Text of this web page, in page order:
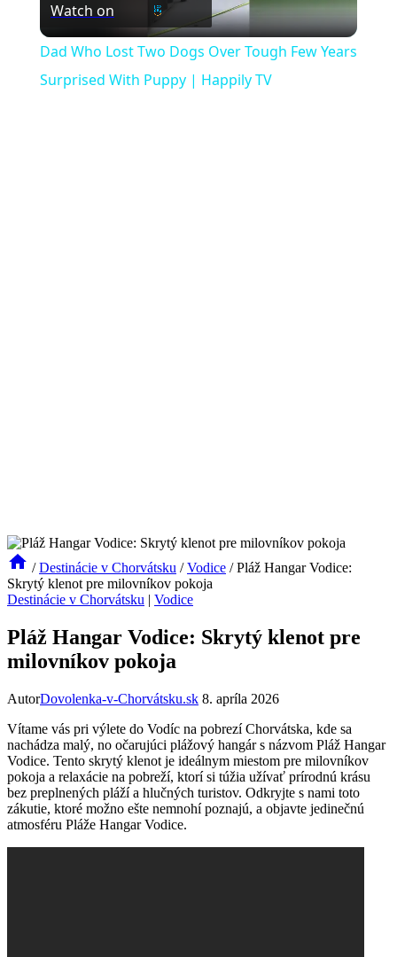
Video
Watch on
Dad Who Lost Two Dogs Over Tough Few Years
Surprised With Puppy | Happily TV
/ Destinácie v Chorvátsku / Vodice / Pláž Hangar Vodice:
Skrytý klenot pre milovníkov pokoja
Destinácie v Chorvátsku | Vodice
Pláž Hangar Vodice: Skrytý klenot pre
milovníkov pokoja
AutorDovolenka-v-Chorvátsku.sk 8. apríla 2026
Vítame vás‍ pri výlete do⁣ Vodíc na pobrezí ​Chorvátska, kde ‍sa
nachádza ​malý, ⁢no očarujúci ‍plážový⁤ hangár s názvom Pláž⁣ Hangar
Vodice. ‍Tento skrytý klenot je ideálnym⁤ miestom pre milovníkov
pokoja a relaxácie‌ na pobreží, ktorí si túžia užívať prírodnú krásu​
bez preplnených‌ pláží a hlučných⁤ turistov. Odkryjte s nami toto
⁤zákutie, ktoré ‍možno ešte nemnohí poznajú, a ​objavte jedinečnú
atmosféru Pláže⁣ Hangar ⁢Vodice.